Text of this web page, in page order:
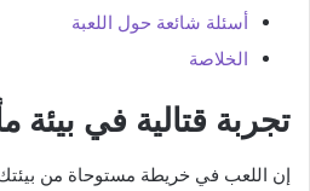
أسئلة شائعة حول اللعبة
الخلاصة
تجربة قتالية في بيئة
إن اللعب في خريطة مستوحاة من